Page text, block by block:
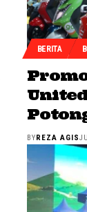
BERITA
BY REZA AGIS